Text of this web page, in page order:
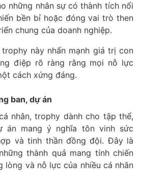
những nhân sự có thành tích nổi
bền bỉ hoặc đóng vai trò then
chung của doanh nghiệp.
này nhấn mạnh giá trị con
điệp rõ ràng rằng mọi nỗ lực
cách xứng đáng.
ban, dự án
nhân, trophy dành cho tập thể,
án mang ý nghĩa tôn vinh sức
và tinh thần đồng đội. Đây là
thành quả mang tính chiến
lòng và nỗ lực của nhiều cá nhân